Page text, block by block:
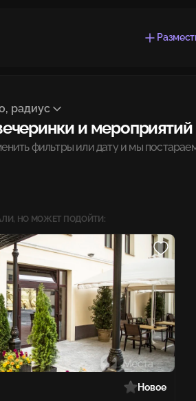
радиус
и
фильтры или дату и мы
НО МОЖЕТ ПОДОЙТИ:
Новое